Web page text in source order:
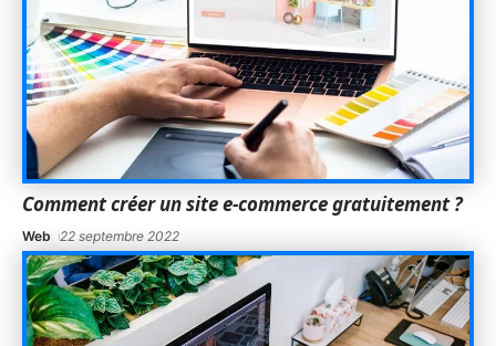
Comment créer un site e-commerce gratuitement ?
Web 22 septembre 2022